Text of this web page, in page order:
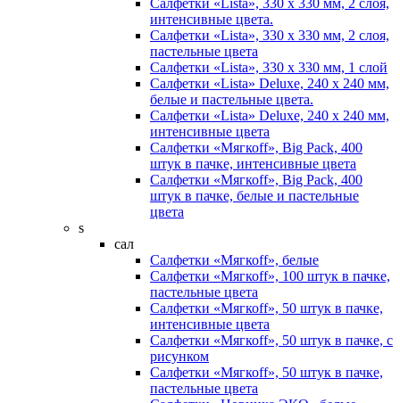
интенсивные цвета.
Салфетки «Lista», 330 х 330 мм, 2 слоя,
пастельные цвета
Салфетки «Lista», 330 х 330 мм, 1 слой
Салфетки «Lista» Deluxe, 240 х 240 мм,
белые и пастельные цвета.
Салфетки «Lista» Deluxe, 240 х 240 мм,
интенсивные цвета
Салфетки «Мягкоff», Big Pack, 400
штук в пачке, интенсивные цвета
Салфетки «Мягкоff», Big Pack, 400
штук в пачке, белые и пастельные
цвета
s
сал
Салфетки «Мягкоff», белые
Салфетки «Мягкоff», 100 штук в пачке,
пастельные цвета
Салфетки «Мягкоff», 50 штук в пачке,
интенсивные цвета
Салфетки «Мягкоff», 50 штук в пачке, с
рисунком
Салфетки «Мягкоff», 50 штук в пачке,
пастельные цвета